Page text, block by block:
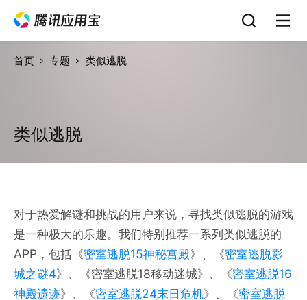
首页 专题 类似逃脱
类似逃脱
对于热爱解谜和挑战的用户来说，寻找类似逃脱的游戏
是一种极大的乐趣。我们特别推荐一系列类似逃脱的
APP，包括《密室逃脱15神秘宫殿》、《密室逃脱影
城之谜4》、《密室逃脱18移动迷城》、《密室逃脱16
神殿遗迹》、《密室逃脱24末日危机》、《密室逃脱